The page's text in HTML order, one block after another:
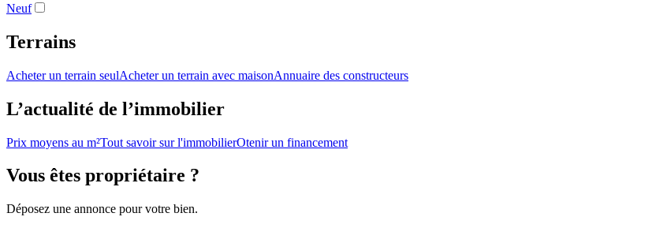
Neuf
Terrains
Acheter un terrain seulAcheter un terrain avec maisonAnnuaire des constructeurs
L’actualité de l’immobilier
Prix moyens au m²Tout savoir sur l'immobilierOtenir un financement
Vous êtes propriétaire ?
Déposez une annonce pour votre bien.